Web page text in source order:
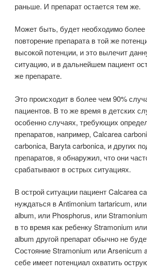
раньше. И препарат остается тем же.
Может быть, будет необходимо более
повторение препарата в той же
высокой потенции, и это вылечит
ситуацию, и в дальнейшем пациент
же препарате.
Это происходит в более чем 90%
пациентов. В то же время в детских
особенно случаях, требующих
препаратов, например, Calcarea
carbonica, Baryta carbonica, и других
препаратов, я обнаружил, что они
срабатывают в острых ситуациях.
В острой ситуации пациент Calcarea
нуждаться в Antimonium tartaricum,
album, или Phosphorus, или
в то время как ребенку Stramonium
album другой препарат обычно не
Состояние Stramonium или Arsenicum
себе имеет потенциал охватить